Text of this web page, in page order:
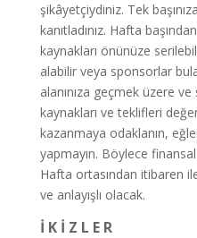
şikâyetçiydiniz. Tek
kanıtladınız. Hafta
kaynakları önünüze
alabilir veya sponsorlar
alanınıza geçmek üzere ve
kaynakları ve teklifleri
kazanmaya odaklanın,
yapmayın. Böylece
Hafta ortasından itibaren
ve anlayışlı olacak.
İ K İ Z L E R